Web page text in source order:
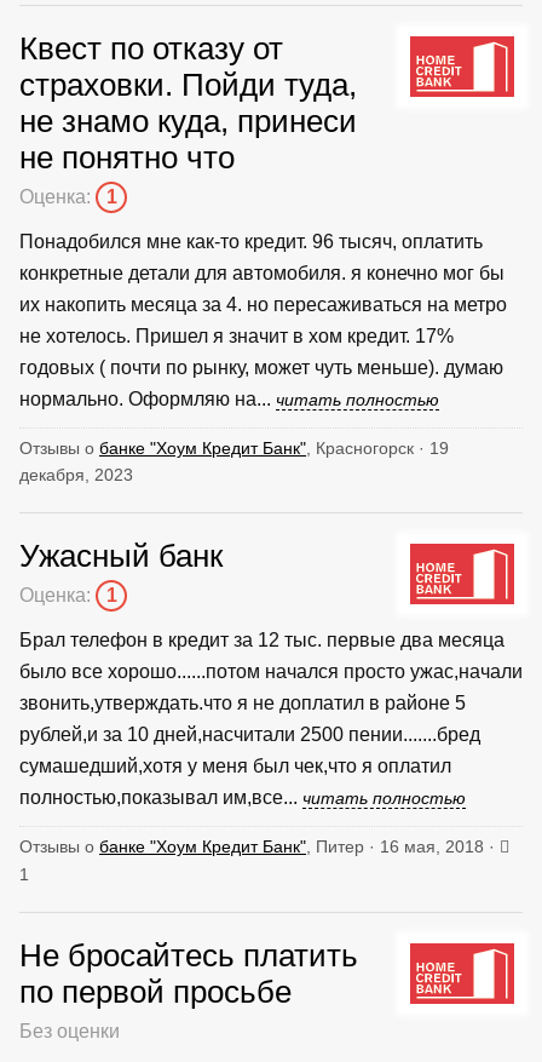
Квест по отказу от
страховки. Пойди туда,
не знамо куда, принеси
не понятно что
Оценка: 1
Понадобился мне как-то кредит. 96 тысяч, оплатить
конкретные детали для автомобиля. я конечно мог бы
их накопить месяца за 4. но пересаживаться на метро
не хотелось. Пришел я значит в хом кредит. 17%
годовых ( почти по рынку, может чуть меньше). думаю
нормально. Оформляю на... читать полностью
Отзывы о банке "Хоум Кредит Банк" , Красногорск · 19
декабря, 2023
Ужасный банк
Оценка: 1
Брал телефон в кредит за 12 тыс. первые два месяца
было все хорошо......потом начался просто ужас,начали
звонить,утверждать.что я не доплатил в районе 5
рублей,и за 10 дней,насчитали 2500 пении.......бред
сумашедший,хотя у меня был чек,что я оплатил
полностью,показывал им,все... читать полностью
Отзывы о банке "Хоум Кредит Банк" , Питер · 16 мая, 2018 ·
1
Не бросайтесь платить
по первой просьбе
Без оценки